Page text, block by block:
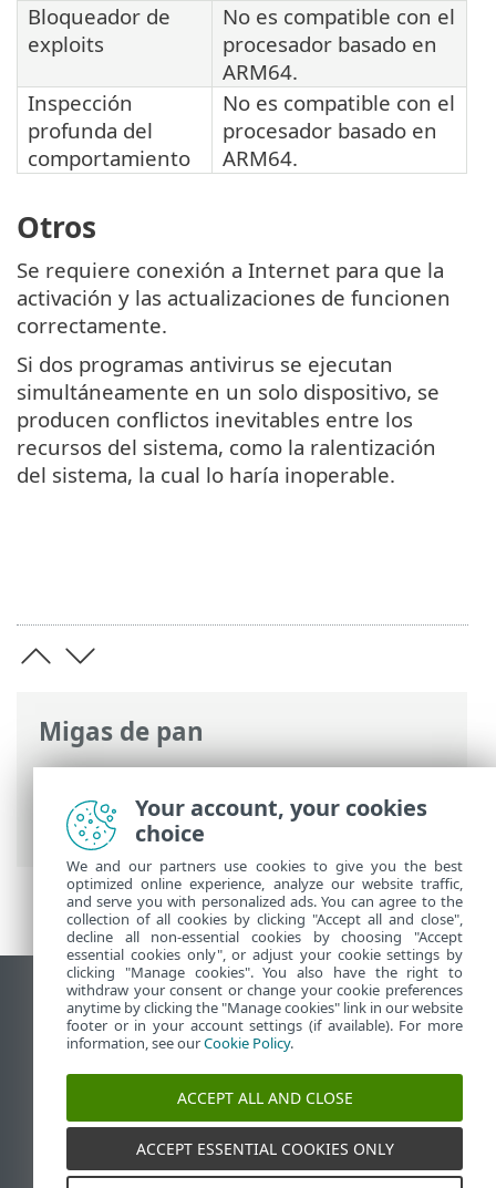
Migas de pan
Ayuda en línea de ESET>ESET Security
Ultimate
>ESET Security Ultimate>
Requisitos del sistema
Bloqueador de
exploits
No es compatible con el
procesador basado en
ARM64.
Inspección
profunda del
comportamiento
No es compatible con el
procesador basado en
ARM64.
Otros
Se requiere conexión a Internet para que la
activación y las actualizaciones de funcionen
correctamente.
Si dos programas antivirus se ejecutan
simultáneamente en un solo dispositivo, se
producen conflictos inevitables entre los
recursos del sistema, como la ralentización
del sistema, la cual lo haría inoperable.
Ver sitio del escritorio
End of Life
Base de conocimiento de ESET
ESET Status Portal
Soporte regional
Your account, your cookies
choice
We and our partners use cookies to give you the best
optimized online experience, analyze our website traffic,
and serve you with personalized ads. You can agree to the
collection of all cookies by clicking "Accept all and close",
decline all non-essential cookies by choosing "Accept
essential cookies only", or adjust your cookie settings by
clicking "Manage cookies". You also have the right to
withdraw your consent or change your cookie preferences
anytime by clicking the "Manage cookies" link in our website
footer or in your account settings (if available). For more
information, see ourCookie Policy.
ACCEPT ALL AND CLOSE
ACCEPT ESSENTIAL COOKIES ONLY